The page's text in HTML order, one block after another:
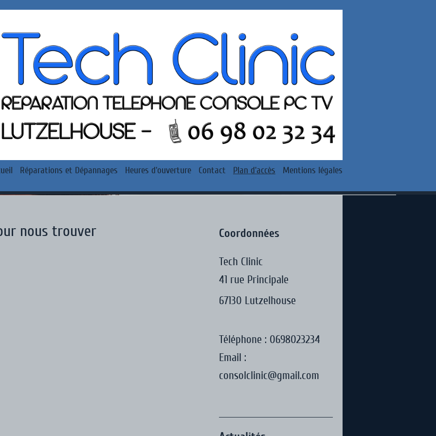
Réparations et Dépannages Heures d'ouverture Contact Plan d'accès Mentions légales
nous trouver Coordonnées
Tech Clinic
41 rue Principale
67130 Lutzelhouse
Téléphone : 0698023234
Email :
consolclinic@gmail.com